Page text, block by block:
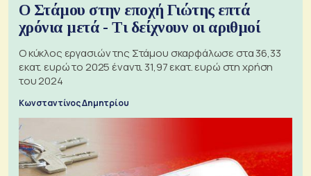
Ο Στάμου στην εποχή Γιώτης επτά
χρόνια μετά - Τι δείχνουν οι αριθμοί
Ο κύκλος εργασιών της Στάμου σκαρφάλωσε στα 36,33
εκατ. ευρώ το 2025 έναντι 31,97 εκατ. ευρώ στη χρήση
του 2024
Κωνσταντίνος Δημητρίου